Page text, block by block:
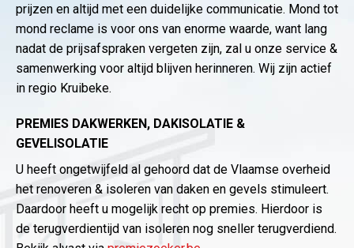
prijzen en altijd met een duidelijke communicatie. Mond tot
mond reclame is voor ons van enorme waarde, want lang
nadat de prijsafspraken vergeten zijn, zal u onze service &
samenwerking voor altijd blijven herinneren. Wij zijn actief
in regio Kruibeke.
PREMIES DAKWERKEN, DAKISOLATIE &
GEVELISOLATIE
U heeft ongetwijfeld al gehoord dat de Vlaamse overheid
het renoveren & isoleren van daken en gevels stimuleert.
Daardoor heeft u mogelijk recht op premies. Hierdoor is
de terugverdientijd van isoleren nog sneller terugverdiend.